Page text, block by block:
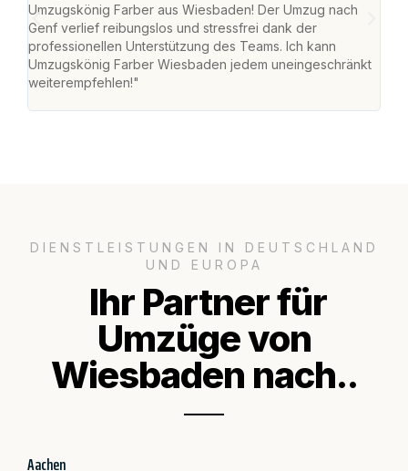
Umzugskönig Farber aus Wiesbaden! Der Umzug nach
Genf verlief reibungslos und stressfrei dank der
professionellen Unterstützung des Teams. Ich kann
Umzugskönig Farber Wiesbaden jedem uneingeschränkt
weiterempfehlen!"
DIENSTLEISTUNGEN IN DEUTSCHLAND
UND EUROPA
Ihr Partner für
Umzüge von
Wiesbaden nach..
Aachen